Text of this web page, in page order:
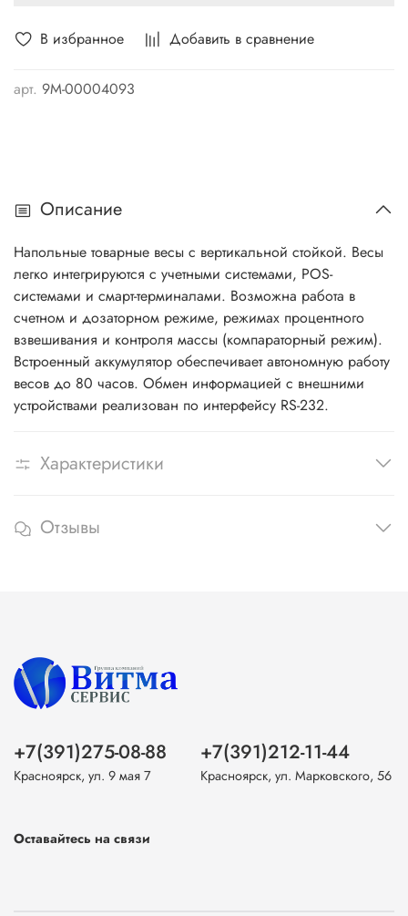
В избранное Добавить в сравнение
арт. 9М-00004093
Описание
Напольные товарные весы с вертикальной стойкой. Весы
легко интегрируются с учетными системами, POS-
системами и смарт-терминалами. Возможна работа в
счетном и дозаторном режиме, режимах процентного
взвешивания и контроля массы (компараторный режим).
Встроенный аккумулятор обеспечивает автономную работу
весов до 80 часов. Обмен информацией с внешними
устройствами реализован по интерфейсу RS-232.
Характеристики
Отзывы
+7(391)275-08-88
Красноярск, ул. 9 мая 7
+7(391)212-11-44
Красноярск, ул. Марковского, 56
Оставайтесь на связи